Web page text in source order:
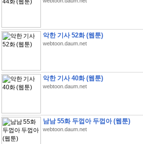
악한 기사 52화 (웹툰)
webtoon.daum.net
악한 기사 40화 (웹툰)
webtoon.daum.net
남남 55화 두껍아 두껍아 (웹툰)
webtoon.daum.net